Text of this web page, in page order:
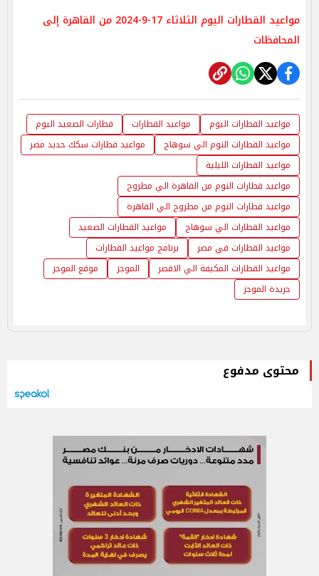
مواعيد القطارات اليوم الثلاثاء 17-9-2024 من القاهرة إلى
المحافظات
مواعيد القطارات اليوم مواعيد القطارات
قطارات الصعيد اليوم
مواعيد القطارات النوم الي سوهاج
مواعيد قطارات سكك حديد مصر
مواعيد القطارات الليلية
مواعيد قطارات النوم من القاهرة الي مطروح
مواعيد قطارات النوم من مطروح الي القاهرة
مواعيد القطارات الي سوهاج
مواعيد القطارات الصعيد
مواعيد القطارات في مصر
برنامج مواعيد القطارات
مواعيد القطارات المكيفة الي الاقصر
الموجز
موقع الموجز
جريدة الموجز
محتوى مدفوع